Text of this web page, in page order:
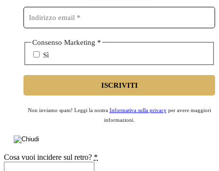
Consenso Marketing *
Sì
Non inviamo spam! Leggi la nostra Informativa sulla privacyper avere maggiori
informazioni.
Cosa vuoi incidere sul retro? *